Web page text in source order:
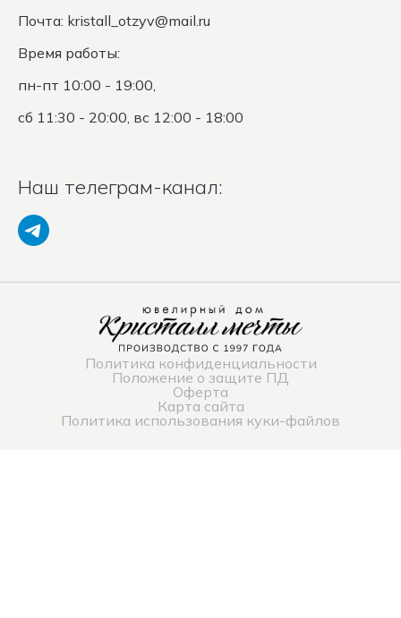
Почта: kristall_otzyv@mail.ru
Время работы:
пн-пт 10:00 - 19:00,
сб 11:30 - 20:00, вс 12:00 - 18:00
Наш телеграм-канал:
Политика конфиденциальности
Положение о защите ПД
Оферта
Карта сайта
Политика использования куки-файлов